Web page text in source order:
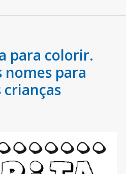
para colorir.
nomes para